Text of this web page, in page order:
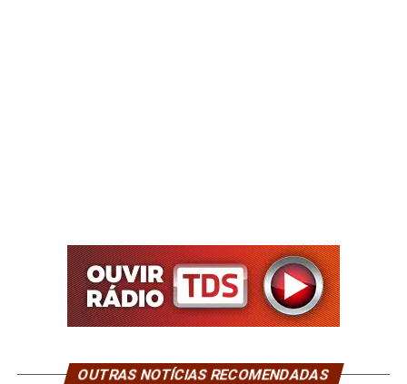
OUTRAS NOTÍCIAS RECOMENDADAS